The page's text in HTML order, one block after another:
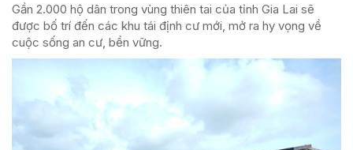
Gần 2.000 hộ dân trong vùng thiên tai của tỉnh Gia Lai sẽ
được bố trí đến các khu tái định cư mới, mở ra hy vọng về
cuộc sống an cư, bền vững.